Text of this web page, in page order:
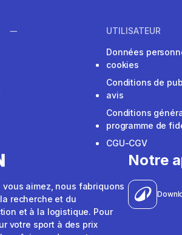
UTILISATEUR
Données
cookies
Conditions de
avis
Conditions
programme de
CGU-CGV
aimez, nous fabriquons
recherche et du
et à la logistique. Pour
votre sport à des prix
Notre